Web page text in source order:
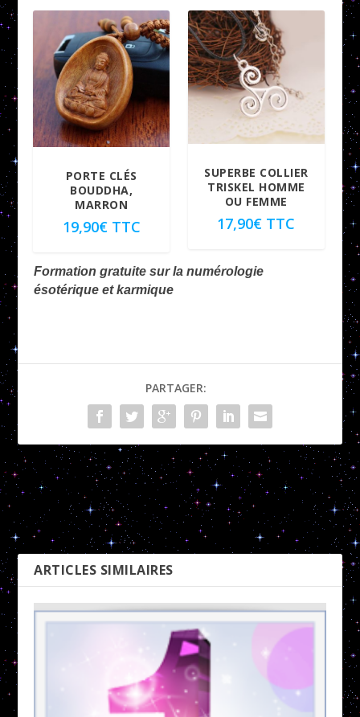
PORTE CLÉS
BOUDDHA,
MARRON
19,90€ TTC
SUPERBE COLLIER
TRISKEL HOMME
OU FEMME
17,90€ TTC
Formation gratuite sur la numérologie
ésotérique et karmique
PARTAGER:
Nombre Héréditaire 2
PRÉCÉDENT
Nombre Héréditaire 4
SUIVANT
ARTICLES SIMILAIRES